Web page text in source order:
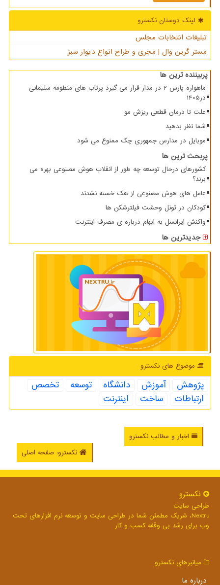
لینک دوستان نكسترو
تبلیغات انتخابات مجلس
مستر گرین وال | مجری و طراح انواع دیوار سبز
پربیننده ترین ها
ماهواره پارس 2 در مدار قرار می گیرد پرتاب های منظومه سلیمانی
در1405
علت تا درمان قطعی ریزش مو
شما نظر بدهید
موبایل در مدارس جمهوری چک ممنوع می شود
پربحث ترین ها
کشورهای درحال توسعه چه طور از انقلاب هوش مصنوعی بهره می
برند؟
عامل های هوش مصنوعی از هک خسته نشدند
کودکان در تونل وحشت فیلترشکن ها
واکنش ایرانسل به ابهام درباره ی مصرف اینترنت
جدیدترین ها
موضوع های نكسترو
پژوهش آموزش دانشگاه توسعه
تخصص
ارتباطات
ساخت اینترنت
اخبار و مطالب نکسترو
نکسترو: صفحه اصلی
نكسترو
طراحی سایت
Nextru، شریک مطمئن شما در طراحی سایت و توسعه نرم افزارهای تحت
وب برای رشد بی وقفه کسب و کار
میانبرهای نكسترو
درباره ما